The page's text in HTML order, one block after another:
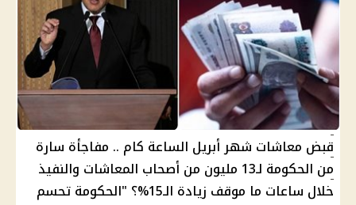
قبض معاشات شهر أبريل الساعة كام .. مفاجأة سارة
من الحكومة لـ13 مليون من أصحاب المعاشات والنفيذ
خلال ساعات ما موقف زيادة الـ15%؟ "الحكومة تحسم